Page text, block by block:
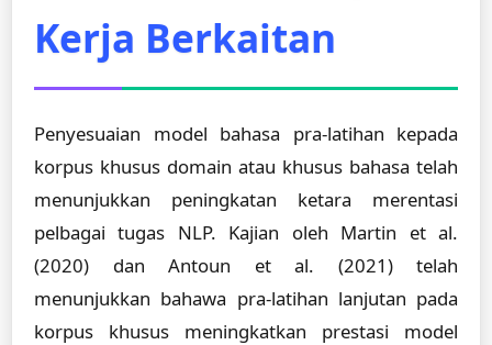
Kerja Berkaitan
Penyesuaian model bahasa pra-latihan kepada
korpus khusus domain atau khusus bahasa telah
menunjukkan peningkatan ketara merentasi
pelbagai tugas NLP. Kajian oleh Martin et al.
(2020) dan Antoun et al. (2021) telah
menunjukkan bahawa pra-latihan lanjutan pada
korpus khusus meningkatkan prestasi model